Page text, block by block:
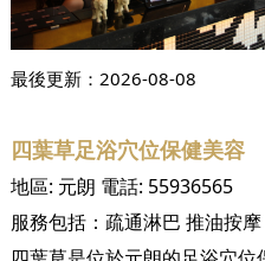
最後更新： 2026-08-08
四葉草足浴穴位保健美容
地區: 元朗 電話: 55936565
服務包括： 疏通淋巴 推油按摩